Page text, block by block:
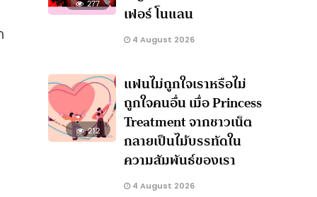
277
เฟอร์ โนแลน
4 August 2026
212
แฟนไม่ถูกใจเราหรือไม่
ถูกใจคนอื่น เมื่อ Princess
Treatment จากชาวเน็ต
กลายเป็นไม้บรรทัดใน
ความสัมพันธ์ของเรา
4 August 2026